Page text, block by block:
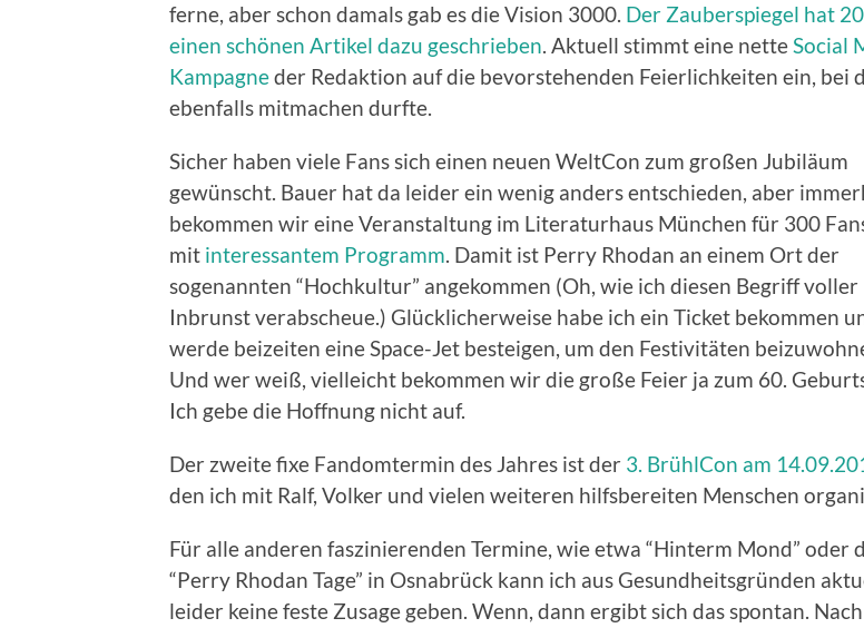
ferne, aber schon damals gab es die Vision 3000. Der Zauberspiegel hat
einen schönen Artikel dazu geschrieben. Aktuell stimmt eine netteSocial
Kampagneder Redaktion auf die bevorstehenden Feierlichkeiten ein, bei
ebenfalls mitmachen durfte.
Sicher haben viele Fans sich einen neuen WeltCon zum großen Jubiläum
gewünscht. Bauer hat da leider ein wenig anders entschieden, aber
bekommen wir eine Veranstaltung im Literaturhaus München für 300
mit interessantem Programm. Damit ist Perry Rhodan an einem Ort der
sogenannten “Hochkultur” angekommen (Oh, wie ich diesen Begriff voller
Inbrunst verabscheue.) Glücklicherweise habe ich ein Ticket bekommen
werde beizeiten eine Space-Jet besteigen, um den Festivitäten
Und wer weiß, vielleicht bekommen wir die große Feier ja zum 60.
Ich gebe die Hoffnung nicht auf.
Der zweite fixe Fandomtermin des Jahres ist der 3. BrühlCon am
den ich mit Ralf, Volker und vielen weiteren hilfsbereiten Menschen
Für alle anderen faszinierenden Termine, wie etwa “Hinterm Mond” oder
“Perry Rhodan Tage” in Osnabrück kann ich aus Gesundheitsgründen
leider keine feste Zusage geben. Wenn, dann ergibt sich das spontan. Nach